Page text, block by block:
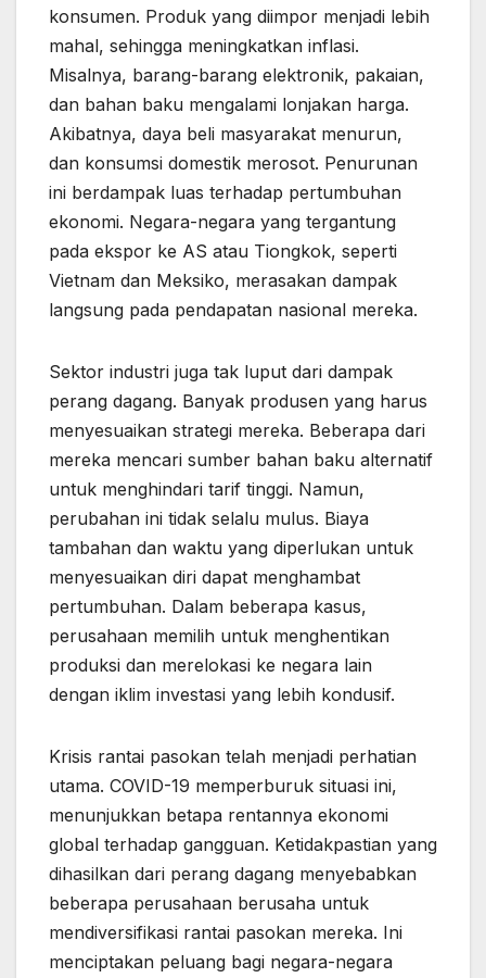
konsumen. Produk yang diimpor menjadi lebih
mahal, sehingga meningkatkan inflasi.
Misalnya, barang-barang elektronik, pakaian,
dan bahan baku mengalami lonjakan harga.
Akibatnya, daya beli masyarakat menurun,
dan konsumsi domestik merosot. Penurunan
ini berdampak luas terhadap pertumbuhan
ekonomi. Negara-negara yang tergantung
pada ekspor ke AS atau Tiongkok, seperti
Vietnam dan Meksiko, merasakan dampak
langsung pada pendapatan nasional mereka.
Sektor industri juga tak luput dari dampak
perang dagang. Banyak produsen yang harus
menyesuaikan strategi mereka. Beberapa dari
mereka mencari sumber bahan baku alternatif
untuk menghindari tarif tinggi. Namun,
perubahan ini tidak selalu mulus. Biaya
tambahan dan waktu yang diperlukan untuk
menyesuaikan diri dapat menghambat
pertumbuhan. Dalam beberapa kasus,
perusahaan memilih untuk menghentikan
produksi dan merelokasi ke negara lain
dengan iklim investasi yang lebih kondusif.
Krisis rantai pasokan telah menjadi perhatian
utama. COVID-19 memperburuk situasi ini,
menunjukkan betapa rentannya ekonomi
global terhadap gangguan. Ketidakpastian yang
dihasilkan dari perang dagang menyebabkan
beberapa perusahaan berusaha untuk
mendiversifikasi rantai pasokan mereka. Ini
menciptakan peluang bagi negara-negara